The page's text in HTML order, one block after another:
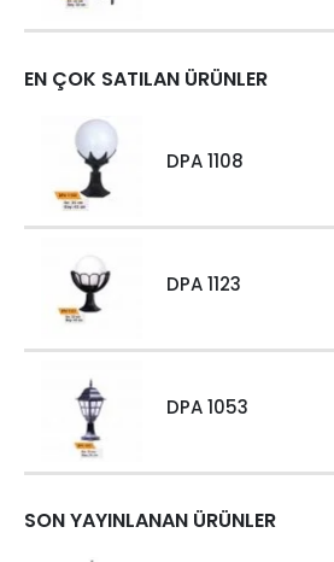
EN ÇOK SATILAN ÜRÜNLER
DPA 1108
DPA 1123
DPA 1053
SON YAYINLANAN ÜRÜNLER